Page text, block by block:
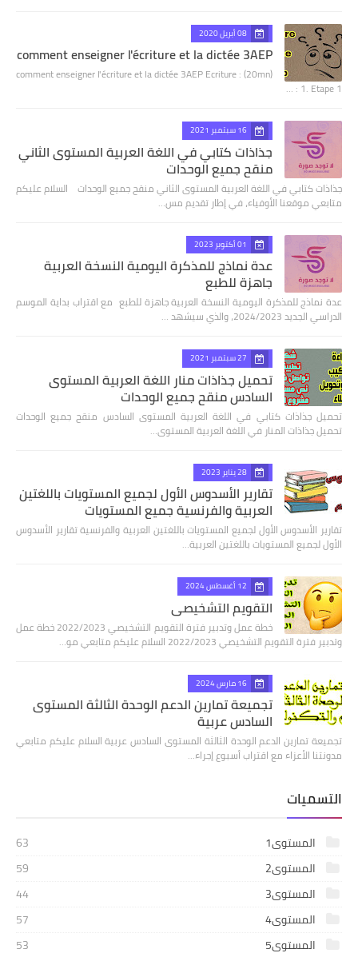
08 أبريل 2020
comment enseigner l'écriture et la dictée 3AEP
comment enseigner l'écriture et la dictée 3AEP Ecriture : (20mn)
1. Etape 1 : …
16 سبتمبر 2021
جذاذات كتابي في اللغة العربية المستوى الثاني
منقح جميع الوحدات
جذاذات كتابي في اللغة العربية المستوى الثاني منقح جميع الوحدات السلام عليكم
متابعي موقعنا الأوفياء، في إطار تقديم مس…
01 أكتوبر 2023
عدة نماذج للمذكرة اليومية النسخة العربية
جاهزة للطبع
عدة نماذج للمذكرة اليومية النسخة العربية جاهزة للطبع مع اقتراب بداية الموسم
الدراسي الجديد 2024/2023، والذي سيشهد …
27 سبتمبر 2021
تحميل جذاذات منار اللغة العربية المستوى
السادس منقح جميع الوحدات
تحميل جذاذات كتابي في اللغة العربية المستوى السادس منقح جميع الوحدات
تحميل جذاذات المنار في اللغة العربية المستوى…
28 يناير 2023
تقارير الأسدوس الأول لجميع المستويات باللغتين
العربية والفرنسية جميع المستويات
تقارير الأسدوس الأول لجميع المستويات باللغتين العربية والفرنسية تقارير الأسدوس
الأول لجميع المستويات باللغتين العربية…
12 أغسطس 2024
التقويم التشخيصي
خطة عمل وتدبير فترة التقويم التشخيصي 2022/2023 خطة عمل
وتدبير فترة التقويم التشخيصي 2022/2023 السلام عليكم متابعي مو…
16 مارس 2024
تجميعة تمارين الدعم الوحدة الثالثة المستوى
السادس عربية
تجميعة تمارين الدعم الوحدة الثالثة المستوى السادس عربية السلام عليكم متابعي
مدونتنا الأعزاء مع اقتراب أسبوع إجراء…
التسميات
المستوى1
63
المستوى2
59
المستوى3
44
المستوى4
57
المستوى5
53